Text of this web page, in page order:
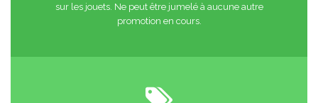
sur les jouets. Ne peut être jumelé à aucune autre
promotion en cours.